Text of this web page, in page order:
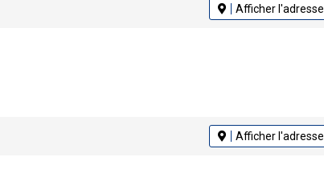
Afficher l'adresse
Afficher l'adresse